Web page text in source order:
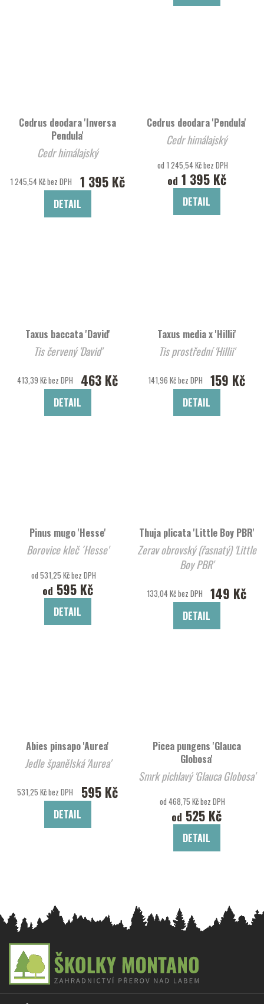
Cedrus deodara 'Inversa
Pendula'
Cedr himálajský
1 245,54 Kč bez DPH 1 395 Kč
DETAIL
Cedrus deodara 'Pendula'
Cedr himálajský
od 1 245,54 Kč bez DPH
od 1 395 Kč
DETAIL
Taxus baccata 'David'
Tis červený 'David'
413,39 Kč bez DPH 463 Kč
DETAIL
Taxus media x 'Hillii'
Tis prostřední 'Hillii'
141,96 Kč bez DPH 159 Kč
DETAIL
Pinus mugo 'Hesse'
Borovice kleč ´Hesse'
od 531,25 Kč bez DPH
od 595 Kč
DETAIL
Thuja plicata 'Little Boy PBR'
Zerav obrovský (řasnatý) 'Little
Boy PBR'
133,04 Kč bez DPH 149 Kč
DETAIL
Abies pinsapo 'Aurea'
Jedle španělská 'Aurea'
531,25 Kč bez DPH 595 Kč
DETAIL
Picea pungens 'Glauca
Globosa'
Smrk pichlavý 'Glauca Globosa'
od 468,75 Kč bez DPH
od 525 Kč
DETAIL
a